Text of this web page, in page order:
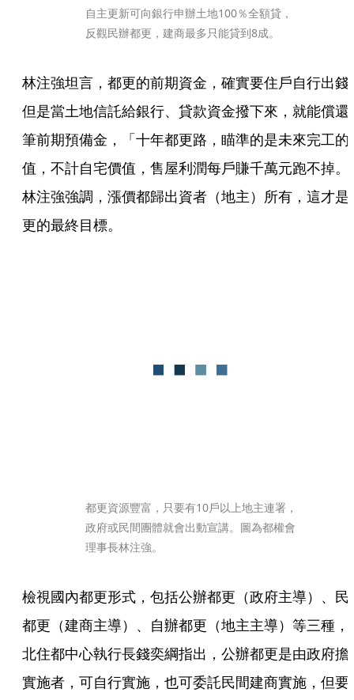
自主更新可向銀行申辦土地100％全額貸，
反觀民辦都更，建商最多只能貸到8成。
林注強坦言，都更的前期資金，確實要住戶自行出錢
但是當土地信託給銀行、貸款資金撥下來，就能償還
筆前期預備金，「十年都更路，瞄準的是未來完工的
值，不計自宅價值，售屋利潤每戶賺千萬元跑不掉。
林注強強調，漲價都歸出資者（地主）所有，這才是
更的最終目標。
都更資源豐富，只要有10戶以上地主連署，
政府或民間團體就會出動宣講。圖為都權會
理事長林注強。
檢視國內都更形式，包括公辦都更（政府主導）、民
都更（建商主導）、自辦都更（地主主導）等三種，
北住都中心執行長錢奕綱指出，公辦都更是由政府擔
實施者，可自行實施，也可委託民間建商實施，但要